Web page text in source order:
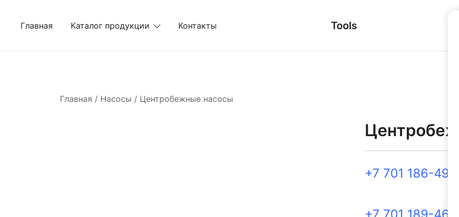
Главная Каталог продукции Контакты Tools
Главная / Насосы / Центробежные насосы
+7 701 186-49-